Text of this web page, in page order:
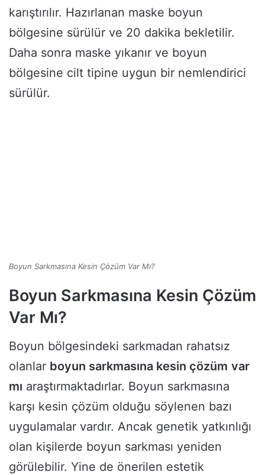
karıştırılır. Hazırlanan maske boyun
bölgesine sürülür ve 20 dakika bekletilir.
Daha sonra maske yıkanır ve boyun
bölgesine cilt tipine uygun bir nemlendirici
sürülür.
Boyun Sarkmasına Kesin Çözüm Var Mı?
Boyun Sarkmasına Kesin Çözüm
Var Mı?
Boyun bölgesindeki sarkmadan rahatsız
olanlar boyun sarkmasına kesin çözüm var
mı araştırmaktadırlar. Boyun sarkmasına
karşı kesin çözüm olduğu söylenen bazı
uygulamalar vardır. Ancak genetik yatkınlığı
olan kişilerde boyun sarkması yeniden
görülebilir. Yine de önerilen estetik